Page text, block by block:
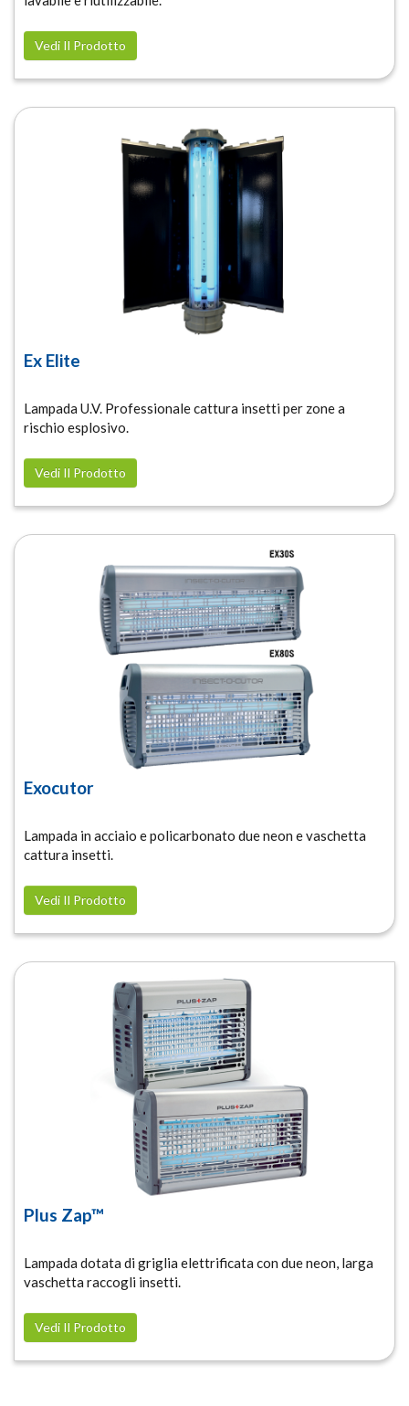
Vedi Il Prodotto
Ex Elite
Lampada U.V. Professionale cattura insetti per zone a
rischio esplosivo.
Vedi Il Prodotto
Exocutor
Lampada in acciaio e policarbonato due neon e vaschetta
cattura insetti.
Vedi Il Prodotto
Plus Zap™
Lampada dotata di griglia elettrificata con due neon, larga
vaschetta raccogli insetti.
Vedi Il Prodotto